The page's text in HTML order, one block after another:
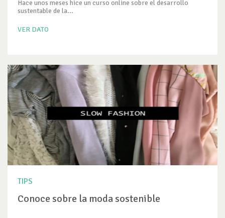
Hace unos meses hice un curso online sobre el desarrollo
sustentable de la...
VER DATO
TIPS
Conoce sobre la moda sostenible